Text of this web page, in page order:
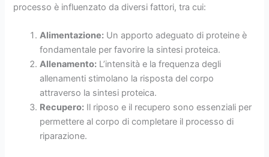
processo è influenzato da diversi fattori, tra cui:
Alimentazione: Un apporto adeguato di proteine è
fondamentale per favorire la sintesi proteica.
Allenamento: L’intensità e la frequenza degli
allenamenti stimolano la risposta del corpo
attraverso la sintesi proteica.
Recupero: Il riposo e il recupero sono essenziali per
permettere al corpo di completare il processo di
riparazione.